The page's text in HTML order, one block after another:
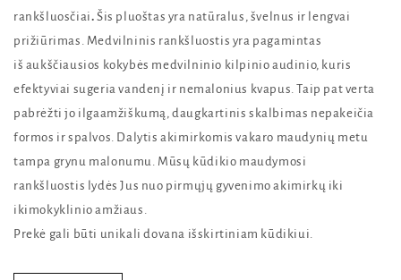
rankšluosčiai. Šis pluoštas yra natūralus, švelnus ir lengvai
prižiūrimas. Medvilninis rankšluostis yra pagamintas
iš aukščiausios kokybės medvilninio kilpinio audinio, kuris
efektyviai sugeria vandenį ir nemalonius kvapus. Taip pat verta
pabrėžti jo ilgaamžiškumą, daugkartinis skalbimas nepakeičia
formos ir spalvos. Dalytis akimirkomis vakaro maudynių metu
tampa grynu malonumu. Mūsų kūdikio maudymosi
rankšluostis lydės Jus nuo pirmųjų gyvenimo akimirkų iki
ikimokyklinio amžiaus.
Prekė gali būti unikali dovana išskirtiniam kūdikiui.